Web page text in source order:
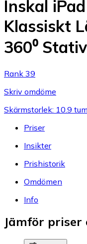
Inskal
Klassiskt
360⁰
Rank 39
Skriv omdöme
Skärmstorlek: 10.9
Priser
Insikter
Prishistorik
Omdömen
Info
Jämför